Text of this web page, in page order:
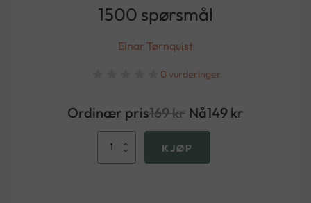
1500 spørsmål
Einar Tørnquist
0 vurderinger
Ordinær pris169kr Nå149 kr
TørnQuiz
KJØP